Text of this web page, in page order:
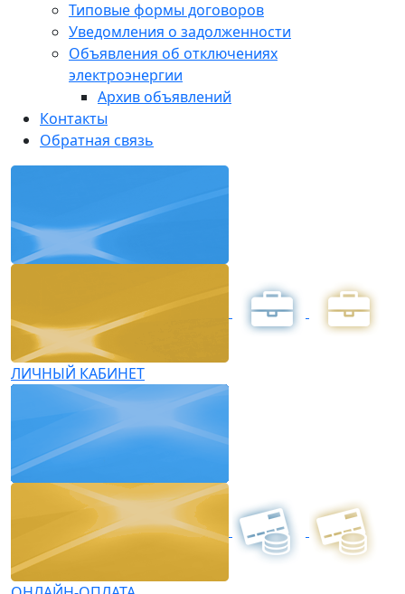
Типовые формы договоров
Уведомления о задолженности
Объявления об отключениях
электроэнергии
Архив объявлений
Контакты
Обратная связь
ЛИЧНЫЙ КАБИНЕТ